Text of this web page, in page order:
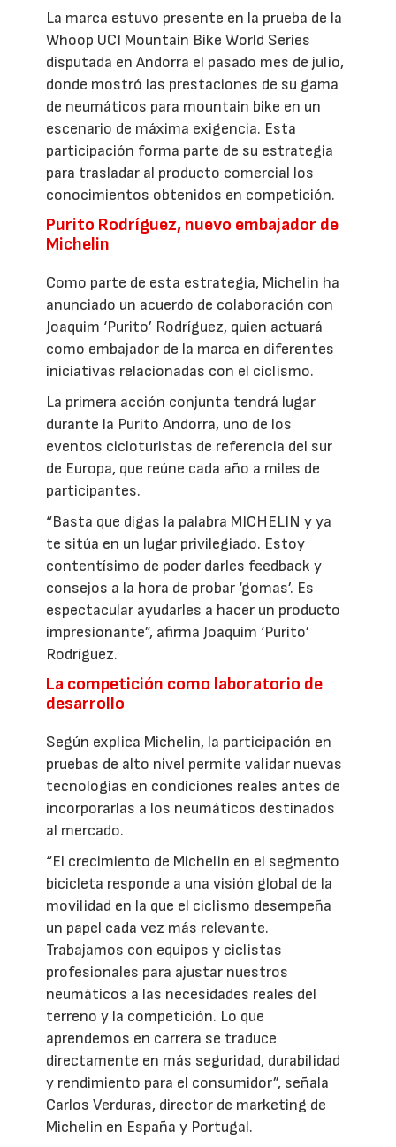
La marca estuvo presente en la prueba de la
Whoop UCI Mountain Bike World Series
disputada en Andorra el pasado mes de julio,
donde mostró las prestaciones de su gama
de neumáticos para mountain bike en un
escenario de máxima exigencia. Esta
participación forma parte de su estrategia
para trasladar al producto comercial los
conocimientos obtenidos en competición.
Purito Rodríguez, nuevo embajador de
Michelin
Como parte de esta estrategia, Michelin ha
anunciado un acuerdo de colaboración con
Joaquim ‘Purito’ Rodríguez, quien actuará
como embajador de la marca en diferentes
iniciativas relacionadas con el ciclismo.
La primera acción conjunta tendrá lugar
durante la Purito Andorra, uno de los
eventos cicloturistas de referencia del sur
de Europa, que reúne cada año a miles de
participantes.
“Basta que digas la palabra MICHELIN y ya
te sitúa en un lugar privilegiado. Estoy
contentísimo de poder darles feedback y
consejos a la hora de probar ‘gomas’. Es
espectacular ayudarles a hacer un producto
impresionante”, afirma Joaquim ‘Purito’
Rodríguez.
La competición como laboratorio de
desarrollo
Según explica Michelin, la participación en
pruebas de alto nivel permite validar nuevas
tecnologías en condiciones reales antes de
incorporarlas a los neumáticos destinados
al mercado.
“El crecimiento de Michelin en el segmento
bicicleta responde a una visión global de la
movilidad en la que el ciclismo desempeña
un papel cada vez más relevante.
Trabajamos con equipos y ciclistas
profesionales para ajustar nuestros
neumáticos a las necesidades reales del
terreno y la competición. Lo que
aprendemos en carrera se traduce
directamente en más seguridad, durabilidad
y rendimiento para el consumidor”, señala
Carlos Verduras, director de marketing de
Michelin en España y Portugal.